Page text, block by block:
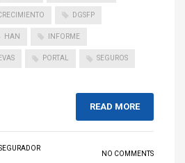
DGSFP
HAN INFORME
PORTAL SEGUROS
READ MORE
NO COMMENTS